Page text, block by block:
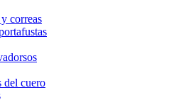
correas
del cuero